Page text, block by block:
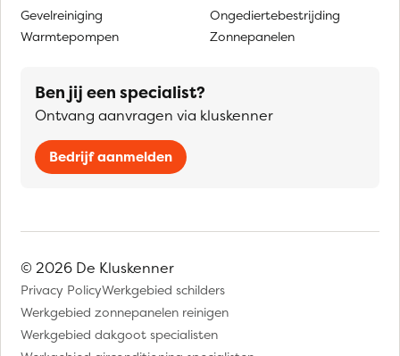
Gevelreiniging
Warmtepompen
Ongediertebestrijding
Zonnepanelen
Ben jij een specialist?
Ontvang aanvragen via kluskenner
Bedrijf aanmelden
© 2026 De Kluskenner
Privacy PolicyWerkgebied schilders
Werkgebied zonnepanelen reinigen
Werkgebied dakgoot specialisten